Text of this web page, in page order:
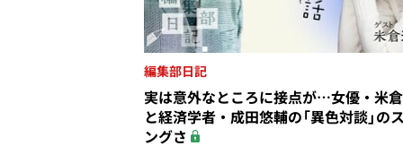
編集部日記
実は意外なところに接点が…女優・米
と経済学者・成田悠輔の「異色対談」の
ングさ